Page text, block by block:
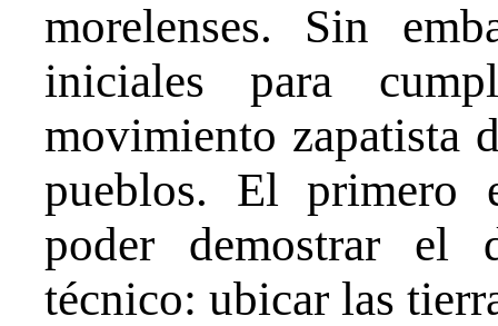
morelenses. Sin
iniciales para
movimiento zapatista
pueblos. El primero
poder demostrar el
técnico: ubicar las